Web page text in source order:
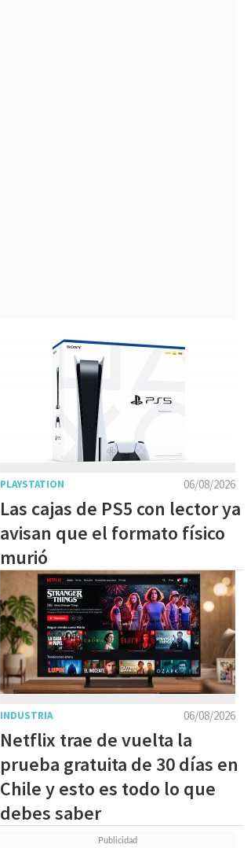
06/08/2026
PLAYSTATION
Las cajas de PS5 con lector ya
avisan que el formato físico
murió
06/08/2026
INDUSTRIA
Netflix trae de vuelta la
prueba gratuita de 30 días en
Chile y esto es todo lo que
debes saber